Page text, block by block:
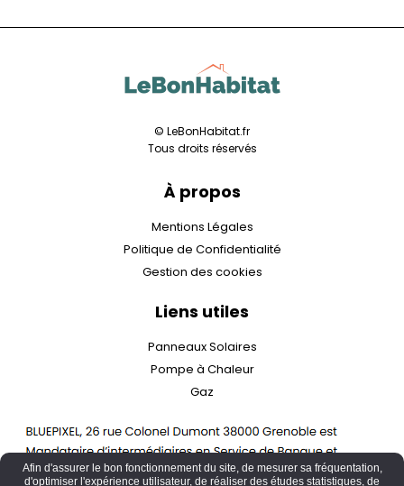
© LeBonHabitat.fr
Tous droits réservés
À propos
Mentions Légales
Politique de Confidentialité
Gestion des cookies
Liens utiles
Panneaux Solaires
Pompe à Chaleur
Gaz
Afin d'assurer le bon fonctionnement du site, de mesurer sa fréquentation,
d'optimiser l'expérience utilisateur, de réaliser des études statistiques, de